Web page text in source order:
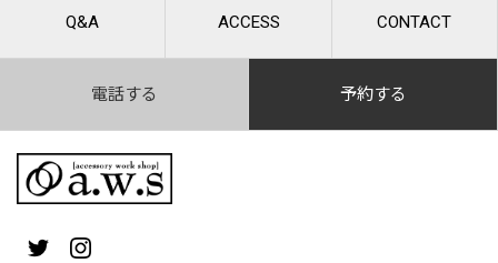
Q&A ACCESS CONTACT
電話する 予約する